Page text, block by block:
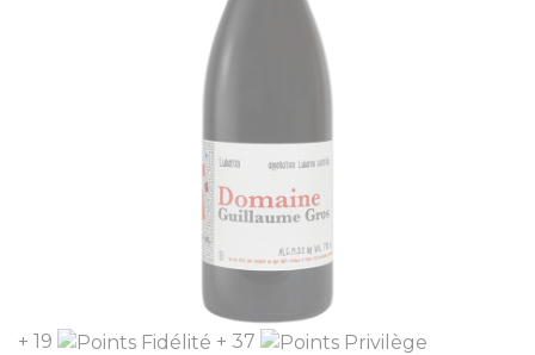
+ 19 + 37